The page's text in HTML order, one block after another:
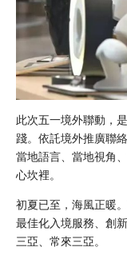
此次五一境外聯動，
踐。依託境外推廣聯
當地語言、當地視角
心坎裡。
初夏已至，海風正暖
最佳化入境服務、創
三亞、常來三亞。